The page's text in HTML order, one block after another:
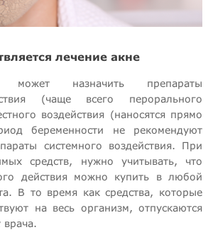
лечение акне
может назначить препараты
(чаще всего перорального
воздействия (наносятся прямо
беременности не рекомендуют
системного воздействия. При
средств, нужно учитывать, что
действия можно купить в любой
В то время как средства, которые
на весь организм, отпускаются
врача.